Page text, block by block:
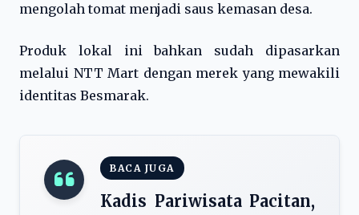
mengolah tomat menjadi saus kemasan desa.
Produk lokal ini bahkan sudah dipasarkan
melalui NTT Mart dengan merek yang mewakili
identitas Besmarak.
BACA JUGA
Kadis Pariwisata Pacitan,